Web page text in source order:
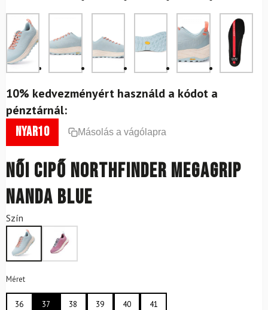
10% kedvezményért használd a kódot a
pénztárnál:
nyar10 Másolás a vágólapra
Női cipő Northfinder Megagrip
NANDA Blue
Szín
Méret
36 37 38 39 40 41